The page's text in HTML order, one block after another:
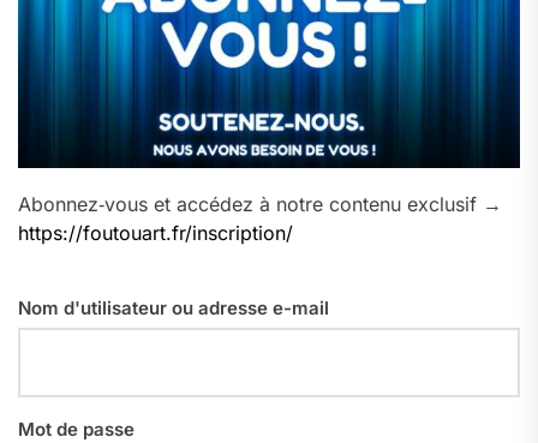
Abonnez‑vous et accédez à notre contenu exclusif →
https://foutouart.fr/inscription/
Nom d'utilisateur ou adresse e-mail
Mot de passe